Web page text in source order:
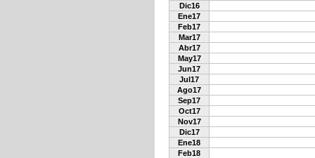
Dic16
Ene17
Feb17
Mar17
Abr17
May17
Jun17
Jul17
Ago17
Sep17
Oct17
Nov17
Dic17
Ene18
Feb18